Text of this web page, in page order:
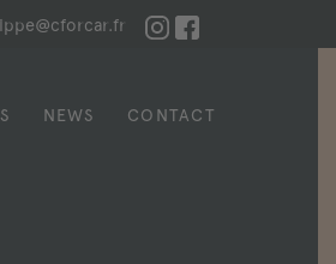
NEWS CONTACT